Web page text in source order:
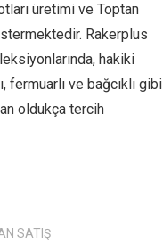
üretimi ve Toptan
Rakerplus
hakiki
fermuarlı ve bağcıklı gibi
oldukça tercih
SATIŞ